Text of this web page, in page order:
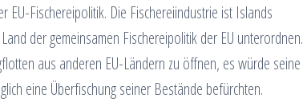
EU-Fischereipolitik. Die Fischereiindustrie ist Islands
der gemeinsamen Fischereipolitik der EU unterordnen.
aus anderen EU-Ländern zu öffnen, es würde seine
eine Überfischung seiner Bestände befürchten.